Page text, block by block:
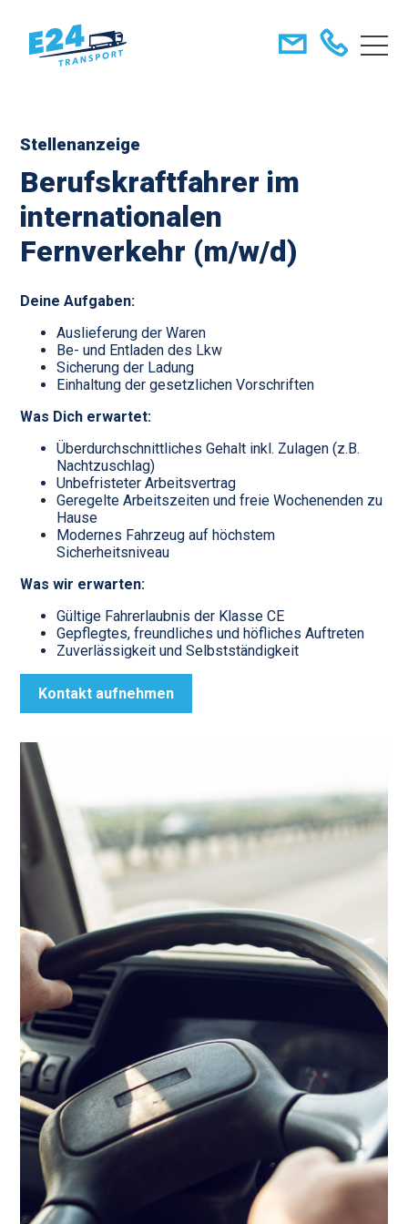
Stellenanzeige
Berufskraftfahrer im
internationalen
Fernverkehr (m/w/d)
Deine Aufgaben:
Auslieferung der Waren
Be- und Entladen des Lkw
Sicherung der Ladung
Einhaltung der gesetzlichen Vorschriften
Was Dich erwartet:
Überdurchschnittliches Gehalt inkl. Zulagen (z.B.
Nachtzuschlag)
Unbefristeter Arbeitsvertrag
Geregelte Arbeitszeiten und freie Wochenenden zu
Hause
Modernes Fahrzeug auf höchstem
Sicherheitsniveau
Was wir erwarten:
Gültige Fahrerlaubnis der Klasse CE
Gepflegtes, freundliches und höfliches Auftreten
Zuverlässigkeit und Selbstständigkeit
Kontakt aufnehmen